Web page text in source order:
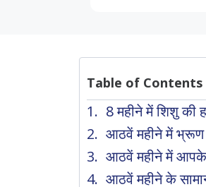
Table of Contents
8 महीने में शिशु की
आठवें महीने में भ्रूण
आठवें महीने में आपके
आठवें महीने के